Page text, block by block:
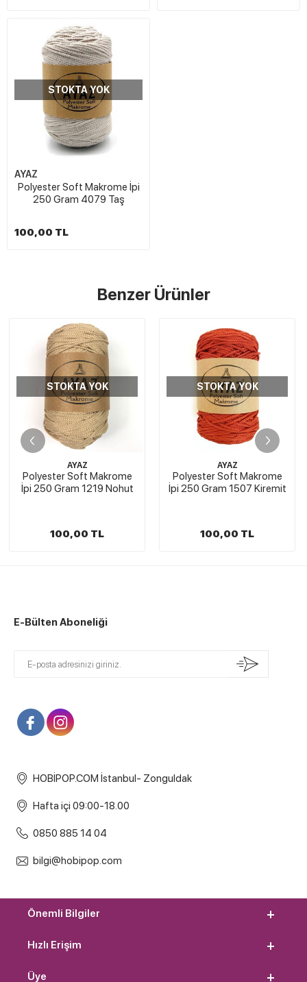
STOKTA YOK
AYAZ
Polyester Soft Makrome İpi
250 Gram 4079 Taş
100,00 TL
Benzer Ürünler
STOKTA YOK
AYAZ
Polyester Soft Makrome
İpi 250 Gram 1219 Nohut
100,00 TL
STOKTA YOK
AYAZ
Polyester Soft Makrome
İpi 250 Gram 1507 Kiremit
100,00 TL
E-Bülten Aboneliği
HOBİPOP.COM İstanbul- Zonguldak
Hafta içi 09:00-18.00
0850 885 14 04
bilgi@hobipop.com
Önemli Bilgiler
Hızlı Erişim
Üye